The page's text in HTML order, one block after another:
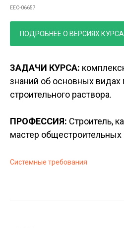
EEC-06657
ПОДРОБНЕЕ О ВЕРСИЯХ КУРСА
ЗАДАЧИ КУРСА:
знаний об основных
строительного раствора.
ПРОФЕССИЯ: Строитель,
мастер общестроительных
Системные требования